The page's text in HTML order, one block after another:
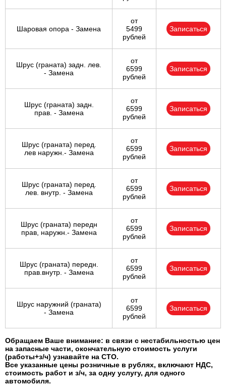
Шаровая опора - Замена
от
5499
рублей
Записаться
Шрус (граната) задн. лев.
- Замена
от
6599
рублей
Записаться
Шрус (граната) задн.
прав. - Замена
от
6599
рублей
Записаться
Шрус (граната) перед.
лев наружн.- Замена
от
6599
рублей
Записаться
Шрус (граната) перед.
лев. внутр. - Замена
от
6599
рублей
Записаться
Шрус (граната) передн
прав, наружн.- Замена
от
6599
рублей
Записаться
Шрус (граната) передн.
прав.внутр. - Замена
от
6599
рублей
Записаться
Шрус наружний (граната)
- Замена
от
6599
рублей
Записаться
Обращаем Ваше внимание: в связи с нестабильностью цен
на запасные части, окончательную стоимость услуги
(работы+з/ч) узнавайте на СТО.
Все указанные цены розничные в рублях, включают НДС,
стоимость работ и з/ч, за одну услугу, для одного
автомобиля.